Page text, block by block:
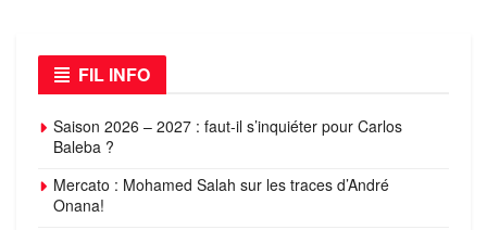
FIL INFO
Saison 2026 – 2027 : faut-il s’inquiéter pour Carlos
Baleba ?
Mercato : Mohamed Salah sur les traces d’André
Onana!